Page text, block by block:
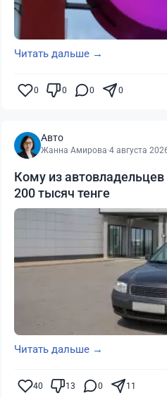
Читать дальше →
0 0 0 0
Авто
Жанна Амирова·4 августа
Кому из автовладельцев
200 тысяч тенге
Читать дальше →
40 13 0 11